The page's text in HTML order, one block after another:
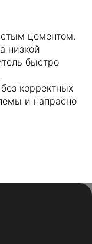
цементом.
низкой
быстро
корректных
и напрасно